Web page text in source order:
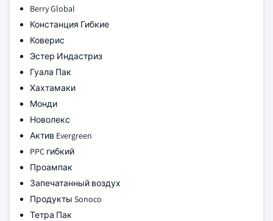
Berry Global
Констанция Гибкие
Коверис
Эстер Индастриз
Гуала Пак
Хахтамаки
Монди
Новолекс
Актив Evergreen
PPC гибкий
Проампак
Запечатанный воздух
Продукты Sonoco
Тетра Пак